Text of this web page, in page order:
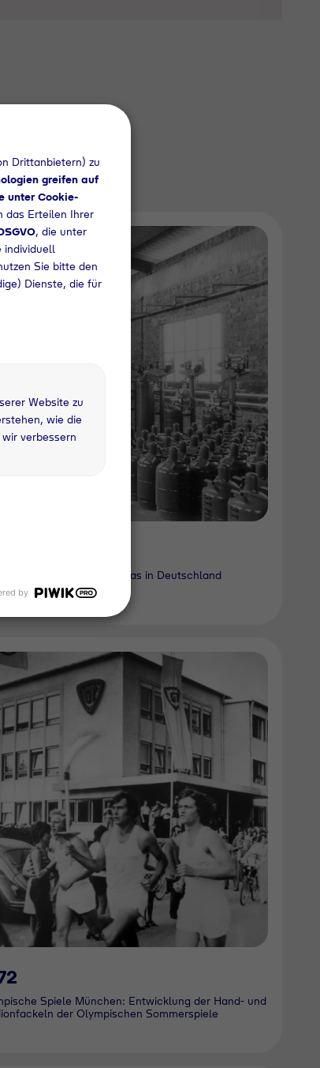
Abfüllwerk für Flüssiggas in Deutschland
Spiele München: Entwicklung der Hand- und
der Olympischen Sommerspiele
Drittanbietern) zu
greifen auf
unter Cookie-
das Erteilen Ihrer
, die unter
individuell
Sie bitte den
Dienste, die für
Website zu
wie die
verbessern
by